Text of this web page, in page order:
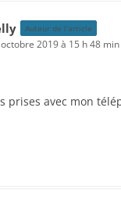
Auteur de l’article
2019 à 15 h 48 min
prises avec mon